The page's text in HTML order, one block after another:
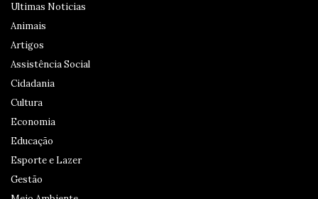
Ultimas Noticias
Animais
Artigos
Assistência Social
Cidadania
Cultura
Economia
Educação
Esporte e Lazer
Gestão